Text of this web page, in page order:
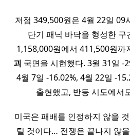
저점 349,500원은 4월 22일 09
단기 패닉 바닥을 형성한
1,158,000원에서 411,500원까
괴 국면을 시현했다. 3월 31일 -
4월 7일 -16.02%, 4월 22일 -
출현했고, 반등 시도에서
미국은 패배를 인정하지 않을
틸 것이다… 전쟁은 끝나지 않